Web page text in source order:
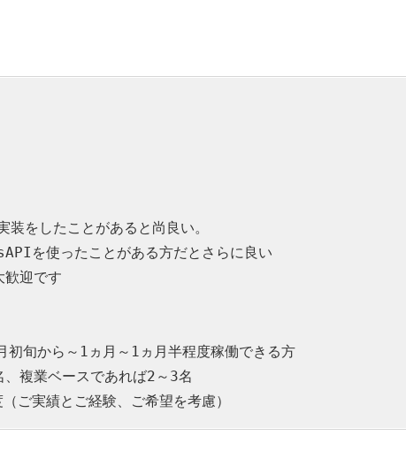
装をしたことがあると尚良い。
を使ったことがある方だとさらに良い
迎です
初旬から～1ヵ月～1ヵ月半程度稼働できる方
、複業ベースであれば2～3名